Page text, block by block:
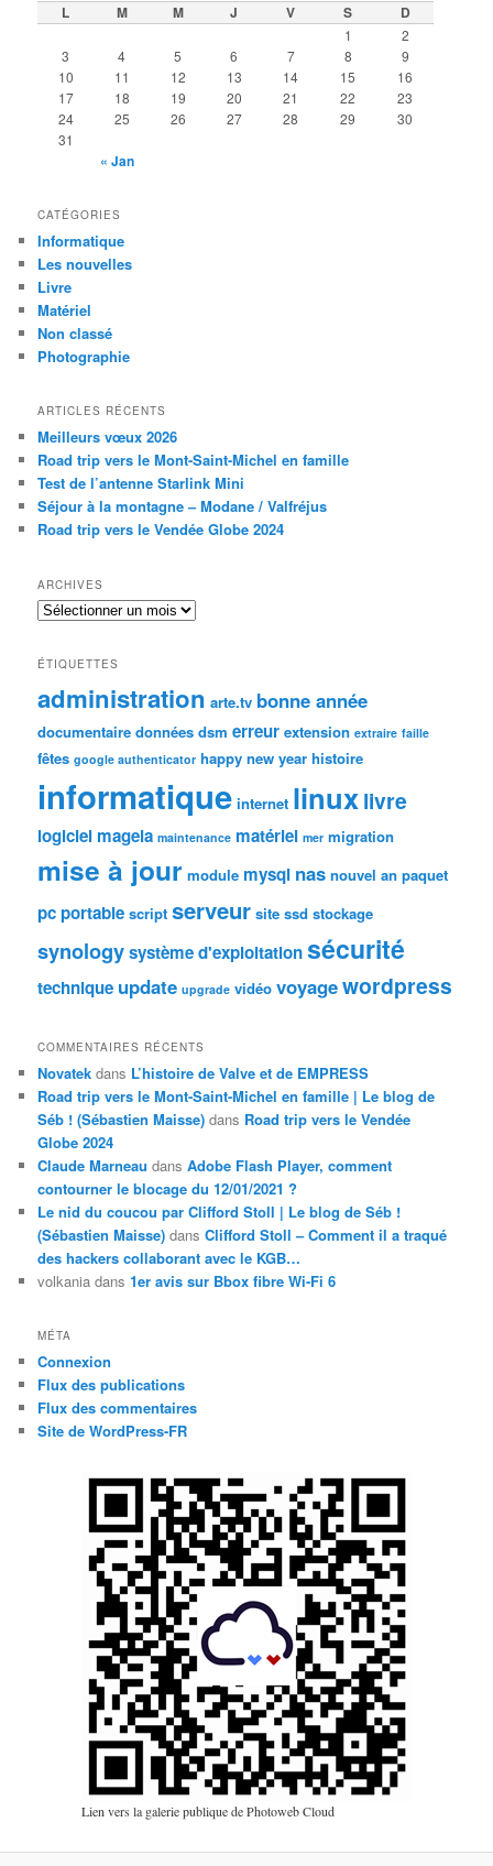
L M M J V S D
1
2
3
4 5 6 7 8
9
10
11 12 13 14 15
16
17
18 19 20 21 22
23
24
25 26 27 28 29
30
31
« Jan
CATÉGORIES
Informatique
Les nouvelles
Livre
Matériel
Non classé
Photographie
ARTICLES RÉCENTS
Meilleurs vœux 2026
Road trip vers le Mont-Saint-Michel en famille
Test de l’antenne Starlink Mini
Séjour à la montagne – Modane / Valfréjus
Road trip vers le Vendée Globe 2024
ARCHIVES
Archives
ÉTIQUETTES
administration arte.tv bonne année
documentaire données dsm erreur extension extraire faille
fêtes google authenticator happy new year histoire
informatique internet linuxlivre
logiciel mageia maintenance matériel mer migration
mise à jour module mysql nas nouvel an paquet
pc portable script serveur site ssd stockage
synologysystème d'exploitationsécurité
technique update upgrade vidéo voyagewordpress
COMMENTAIRES RÉCENTS
Novatek dans L’histoire de Valve et de EMPRESS
Road trip vers le Mont-Saint-Michel en famille | Le blog de
Séb ! (Sébastien Maisse) dans Road trip vers le Vendée
Globe 2024
Claude Marneau dansAdobe Flash Player, comment
contourner le blocage du 12/01/2021 ?
Le nid du coucou par Clifford Stoll | Le blog de Séb !
(Sébastien Maisse) dansClifford Stoll – Comment il a traqué
des hackers collaborant avec le KGB…
volkania dans1er avis sur Bbox fibre Wi-Fi 6
MÉTA
Connexion
Flux des publications
Flux des commentaires
Site de WordPress-FR
Lien vers la galerie publique de Photoweb Cloud